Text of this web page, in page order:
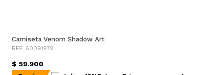
Camiseta Venom Shadow Art
REF. 60091979
$ 59.900